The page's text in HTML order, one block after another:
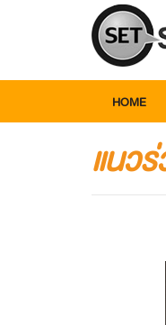
HOME
แนว